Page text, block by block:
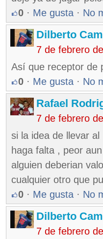
0 · Me gusta · No
Dilberto
7 de febrero
Así que receptor de
0 · Me gusta · No
Rafael
7 de febrero
si la idea de llevar
haga falta , peor
alguien deberian
cualquier otro que
0 · Me gusta · No
Dilberto
7 de febrero